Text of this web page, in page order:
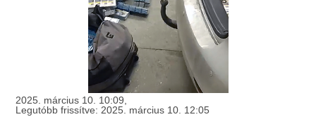
2025. március 10. 10:09,
Legutóbb frissítve: 2025. március 10. 12:05